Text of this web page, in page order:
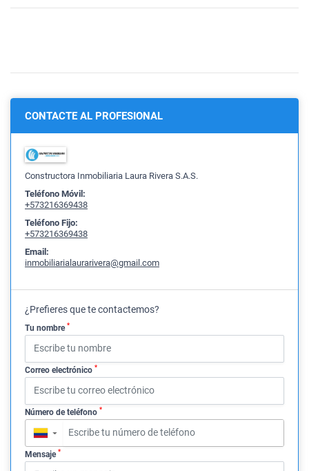
CONTACTE AL PROFESIONAL
Constructora Inmobiliaria Laura Rivera S.A.S.
Teléfono Móvil:
+573216369438
Teléfono Fijo:
+573216369438
Email:
inmobiliarialaurarivera@gmail.com
¿Prefieres que te contactemos?
Tu nombre *
Correo electrónico *
Número de teléfono *
▼
Mensaje *